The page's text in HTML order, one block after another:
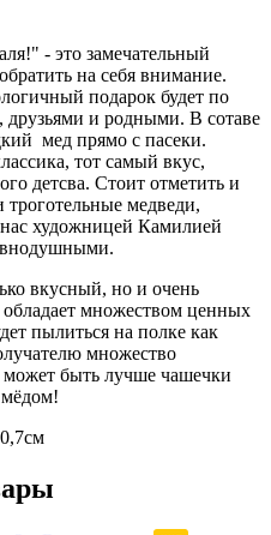
- это замечательный
на себя внимание.
подарок будет по
друзьями и родными. В сотаве
мед прямо с пасеки.
тот самый вкус,
детсва. Стоит отметить и
медведи,
художницей Камилией
вкусный, но и очень
множеством ценных
пылиться на полке как
множество
быть лучше чашечки
мёдом!